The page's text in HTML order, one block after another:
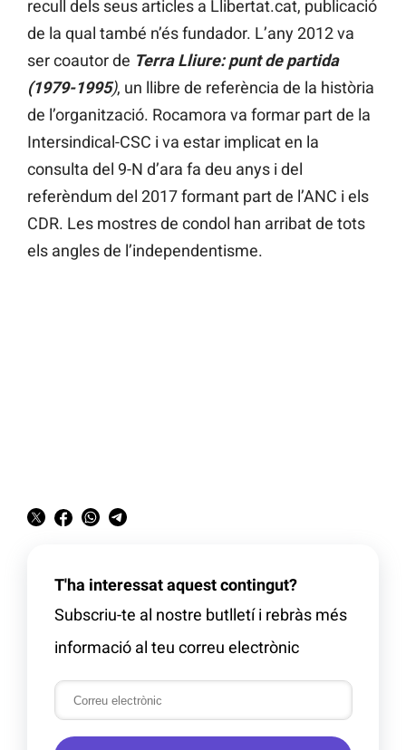
recull dels seus articles a Llibertat.cat, publicació
de la qual també n’és fundador. L’any 2012 va
ser coautor de Terra Lliure: punt de partida
(1979-1995), un llibre de referència de la història
de l’organització. Rocamora va formar part de la
Intersindical-CSC i va estar implicat en la
consulta del 9-N d’ara fa deu anys i del
referèndum del 2017 formant part de l’ANC i els
CDR. Les mostres de condol han arribat de tots
els angles de l’independentisme.
T'ha interessat aquest contingut?
Subscriu-te al nostre butlletí i rebràs més
informació al teu correu electrònic